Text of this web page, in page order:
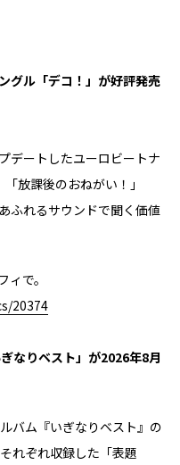
グル「デコ！」が好評発売
デートしたユーロビートナ
放課後のおねがい！」
ふれるサウンドで聞く価値
で。
20374
なりベスト」が2026年8月
バム『いぎなりベスト』の
れぞれ収録した「表題